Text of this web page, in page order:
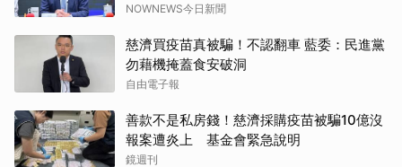
NOWNEWS今日新聞
慈濟買疫苗真被騙！不認翻車 藍委：民進黨
勿藉機掩蓋食安破洞
自由電子報
善款不是私房錢！慈濟採購疫苗被騙10億沒
報案遭炎上 基金會緊急說明
鏡週刊